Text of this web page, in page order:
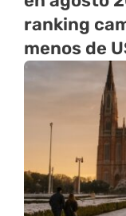
ranking
menos de